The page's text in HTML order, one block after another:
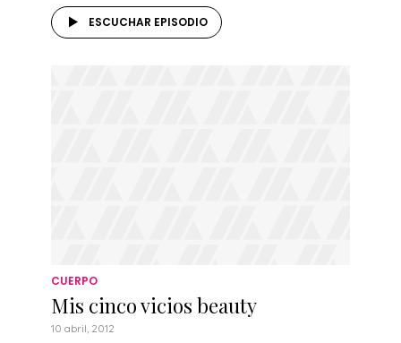
ESCUCHAR EPISODIO
CUERPO
Mis cinco vicios beauty
10 abril, 2012